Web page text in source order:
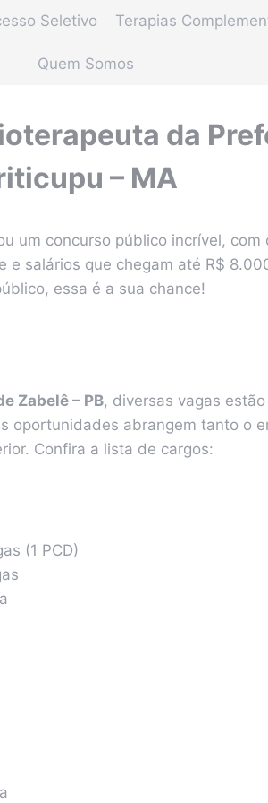
Seletivo Terapias
Quem Somos
da
– MA
um concurso público incrível,
e salários que chegam até R$
essa é a sua chance!
Zabelê – PB, diversas vagas
oportunidades abrangem tanto o
Confira a lista de cargos:
(1 PCD)